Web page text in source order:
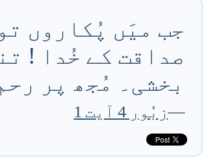
جب میَں پُکاروں
صداقت کے خُدا !
بخشی۔ مُجھ پر
—زبُور 4 آیت 1